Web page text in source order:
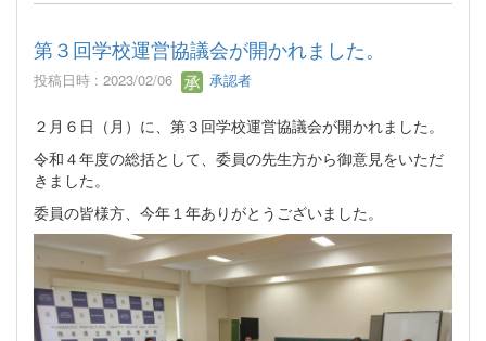
第３回学校運営協議会が開かれました。
投稿日時 : 2023/02/06 承認者
２月６日（月）に、第３回学校運営協議会が開かれました。
令和４年度の総括として、委員の先生方から御意見をいただ
きました。
委員の皆様方、今年１年ありがとうございました。